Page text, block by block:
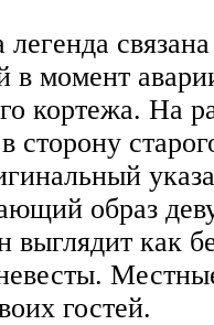
в момент
кортежа. На
сторону
образ
выглядит как
гостей.